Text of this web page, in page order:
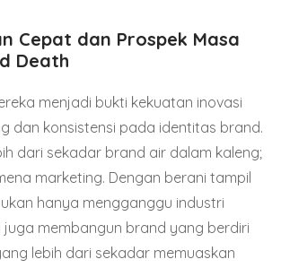
Cepat dan Prospek Masa
Death
menjadi bukti kekuatan inovasi
dan konsistensi pada identitas brand.
dari sekadar brand air dalam kaleng;
marketing. Dengan berani tampil
hanya mengganggu industri
juga membangun brand yang berdiri
lebih dari sekadar memuaskan